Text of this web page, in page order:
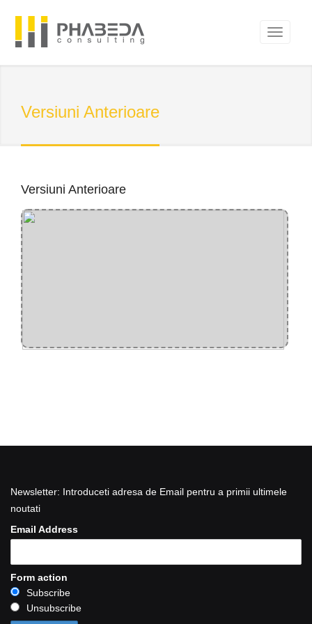
Versiuni Anterioare
Versiuni Anterioare
Newsletter: Introduceti adresa de Email pentru a primii ultimele
noutati
Email Address
Form action
Subscribe
Unsubscribe